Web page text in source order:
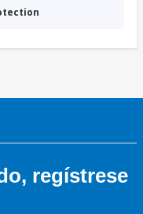
regístrese